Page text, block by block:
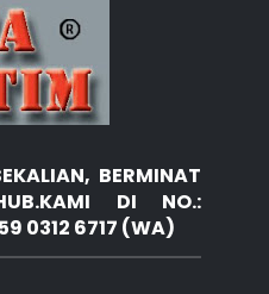
BERMINAT
DI NO.:
0312 6717 (WA)